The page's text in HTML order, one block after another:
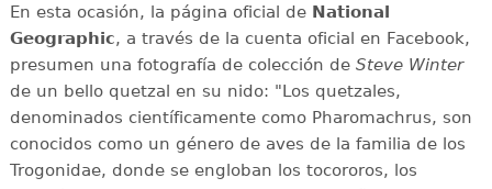
En esta ocasión, la página oficial de National
Geographic, a través de la cuenta oficial en Facebook,
presumen una fotografía de colección de Steve Winter
de un bello quetzal en su nido: "Los quetzales,
denominados científicamente como Pharomachrus, son
conocidos como un género de aves de la familia de los
Trogonidae, donde se engloban los tocororos, los